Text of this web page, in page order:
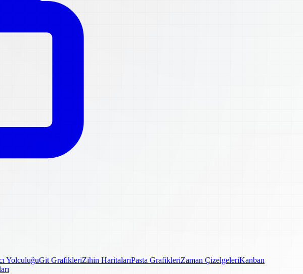
YolculuğuGit GrafikleriZihin HaritalarıPasta GrafikleriZaman ÇizelgeleriKanban